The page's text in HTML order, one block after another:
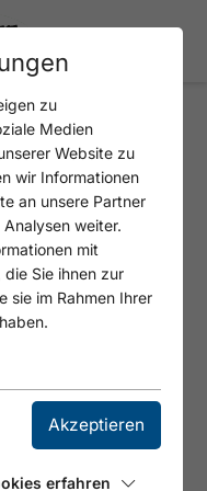
-
zu
Medien
Website zu
wir Informationen
an unsere Partner
weiter.
mit
Sie ihnen zur
sie im Rahmen Ihrer
Akzeptieren
erfahren